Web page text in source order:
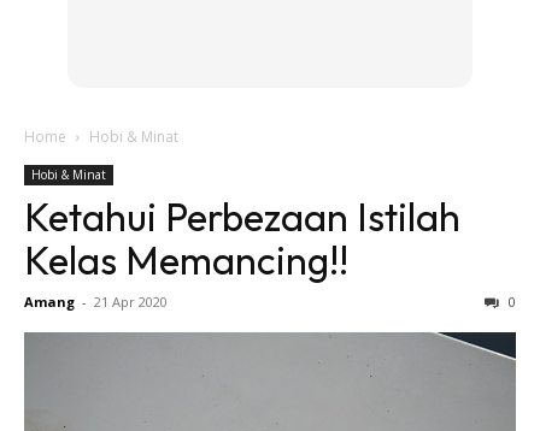
Home Hobi & Minat
Hobi & Minat
Ketahui Perbezaan Istilah
Kelas Memancing!!
Amang - 21 Apr 2020 0